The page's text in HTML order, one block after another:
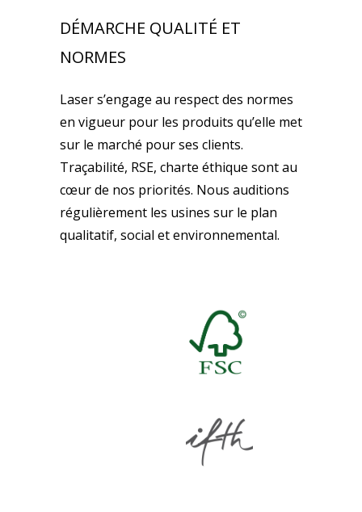
DÉMARCHE QUALITÉ ET
NORMES
Laser s’engage au respect des normes
en vigueur pour les produits qu’elle met
sur le marché pour ses clients.
Traçabilité, RSE, charte éthique sont au
cœur de nos priorités. Nous auditions
régulièrement les usines sur le plan
qualitatif, social et environnemental.